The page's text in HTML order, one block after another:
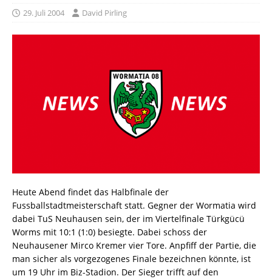
29. Juli 2004 David Pirling
Heute Abend findet das Halbfinale der
Fussballstadtmeisterschaft statt. Gegner der Wormatia wird
dabei TuS Neuhausen sein, der im Viertelfinale Türkgücü
Worms mit 10:1 (1:0) besiegte. Dabei schoss der
Neuhausener Mirco Kremer vier Tore. Anpfiff der Partie, die
man sicher als vorgezogenes Finale bezeichnen könnte, ist
um 19 Uhr im Biz-Stadion. Der Sieger trifft auf den